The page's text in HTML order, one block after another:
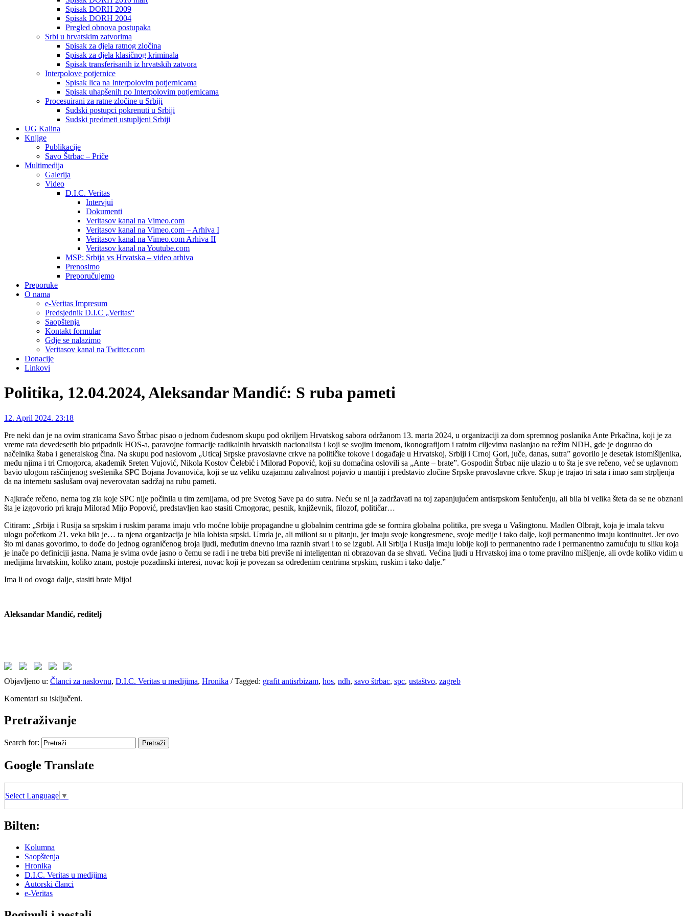
Spisak DORH 2009
Spisak DORH 2004
Pregled obnova postupaka
Srbi u hrvatskim zatvorima
Spisak za djela ratnog zločina
Spisak za djela klasičnog kriminala
Spisak transferisanih iz hrvatskih zatvora
Interpolove potjernice
Spisak lica na Interpolovim potjernicama
Spisak uhapšenih po Interpolovim potjernicama
Procesuirani za ratne zločine u Srbiji
Sudski postupci pokrenuti u Srbiji
Sudski predmeti ustupljeni Srbiji
UG Kalina
Knjige
Publikacije
Savo Štrbac – Priče
Multimedija
Galerija
Video
D.I.C. Veritas
Intervjui
Dokumenti
Veritasov kanal na Vimeo.com
Veritasov kanal na Vimeo.com – Arhiva I
Veritasov kanal na Vimeo.com Arhiva II
Veritasov kanal na Youtube.com
MSP: Srbija vs Hrvatska – video arhiva
Prenosimo
Preporučujemo
Preporuke
O nama
e-Veritas Impresum
Predsjednik D.I.C „Veritas“
Saopštenja
Kontakt formular
Gdje se nalazimo
Veritasov kanal na Twitter.com
Donacije
Linkovi
Politika, 12.04.2024, Aleksandar Mandić: S ruba pameti
12. April 2024. 23:18
Pre neki dan je na ovim stranicama Savo Štrbac pisao o jednom čudesnom skupu pod okriljem Hrvatskog sabora održanom 13. marta 2024, u organizaciji za dom spremnog poslanika Ante Prkačina, koji je za
vreme rata devedesetih bio pripadnik HOS-a, paravojne formacije radikalnih hrvatskih nacionalista i koji se svojim imenom, ikonografijom i ratnim ciljevima naslanjao na režim NDH, gde je dogurao do
načelnika štaba i generalskog čina. Na skupu pod naslovom „Uticaj Srpske pravoslavne crkve na političke tokove i događaje u Hrvatskoj, Srbiji i Crnoj Gori, juče, danas, sutra” govorilo je desetak istomišljenika,
među njima i tri Crnogorca, akademik Sreten Vujović, Nikola Kostov Čelebić i Milorad Popović, koji su domaćina oslovili sa „Ante – brate”. Gospodin Štrbac nije ulazio u to šta je sve rečeno, već se uglavnom
bavio ulogom raščinjenog sveštenika SPC Bojana Jovanovića, koji se uz veliku uzajamnu zahvalnost pojavio u mantiji i predstavio zločine Srpske pravoslavne crkve. Skup je trajao tri sata i imao sam strpljenja
da na internetu saslušam ovaj neverovatan sadržaj na rubu pameti.
Najkraće rečeno, nema tog zla koje SPC nije počinila u tim zemljama, od pre Svetog Save pa do sutra. Neću se ni ja zadržavati na toj zapanjujućem antisrpskom šenlučenju, ali bila bi velika šteta da se ne obznani
šta je izgovorio pri kraju Milorad Mijo Popović, predstavljen kao stasiti Crnogorac, pesnik, književnik, filozof, političar…
Citiram: „Srbija i Rusija sa srpskim i ruskim parama imaju vrlo moćne lobije propagandne u globalnim centrima gde se formira globalna politika, pre svega u Vašingtonu. Madlen Olbrajt, koja je imala takvu
ulogu početkom 21. veka bila je… ta njena organizacija je bila lobista srpski. Umrla je, ali milioni su u pitanju, jer imaju svoje kongresmene, svoje medije i tako dalje, koji permanentno imaju kontinuitet. Jer ovo
što mi danas govorimo, to dođe do jednog ograničenog broja ljudi, međutim dnevno ima raznih stvari i to se izgubi. Ali Srbija i Rusija imaju lobije koji to permanentno rade i permanentno zamućuju tu sliku koja
je inače po definiciji jasna. Nama je svima ovde jasno o čemu se radi i ne treba biti previše ni inteligentan ni obrazovan da se shvati. Većina ljudi u Hrvatskoj ima o tome pravilno mišljenje, ali ovde koliko vidim u
medijima hrvatskim, koliko znam, postoje pozadinski interesi, novac koji je povezan sa određenim centrima srpskim, ruskim i tako dalje.”
Ima li od ovoga dalje, stasiti brate Mijo!
Aleksandar Mandić, reditelj
Objavljeno u: Članci za naslovnu, D.I.C. Veritas u medijima, Hronika /Tagged: grafit antisrbizam, hos, ndh, savo štrbac, spc, ustaštvo, zagreb
Komentari su isključeni.
Pretraživanje
Search for:
Google Translate
Select Language ▼
Bilten:
Kolumna
Saopštenja
Hronika
D.I.C. Veritas u medijima
Autorski članci
e-Veritas